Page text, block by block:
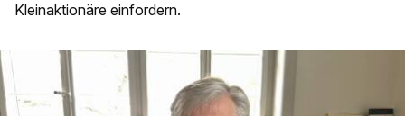
Kleinaktionäre einfordern.